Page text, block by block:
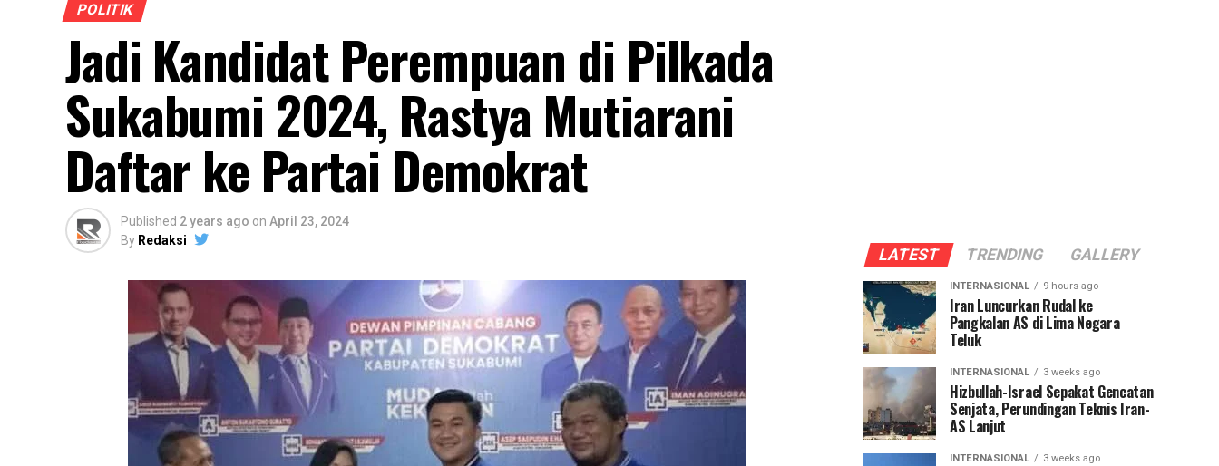
POLITIK
Jadi Kandidat Perempuan di Pilkada
Sukabumi 2024, Rastya Mutiarani
Daftar ke Partai Demokrat
Published 2 years ago on April 23, 2024
By Redaksi
LATEST TRENDING GALLERY
INTERNASIONAL 9 hours ago
Iran Luncurkan Rudal ke
Pangkalan AS di Lima Negara
Teluk
INTERNASIONAL 3 weeks ago
Hizbullah-Israel Sepakat Gencatan
Senjata, Perundingan Teknis Iran-
AS Lanjut
INTERNASIONAL 3 weeks ago